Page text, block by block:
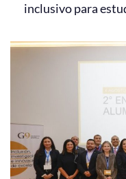
inclusivo para